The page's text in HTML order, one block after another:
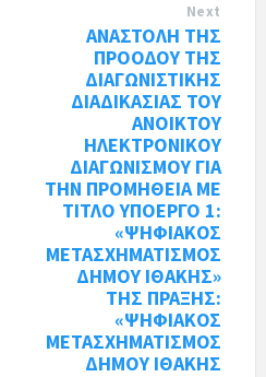
Next
ΑΝΑΣΤΟΛΗ ΤΗΣ
ΠΡΟΟΔΟΥ ΤΗΣ
ΔΙΑΓΩΝΙΣΤΙΚΗΣ
ΔΙΑΔΙΚΑΣΙΑΣ ΤΟΥ
ΑΝΟΙΚΤΟΥ
ΗΛΕΚΤΡΟΝΙΚΟΥ
ΔΙΑΓΩΝΙΣΜΟΥ ΓΙΑ
ΤΗΝ ΠΡΟΜΗΘΕΙΑ ΜΕ
ΤΙΤΛΟ ΥΠΟΕΡΓΟ 1:
«ΨΗΦΙΑΚΟΣ
ΜΕΤΑΣΧΗΜΑΤΙΣΜΟΣ
ΔΗΜΟΥ ΙΘΑΚΗΣ»
ΤΗΣ ΠΡΑΞΗΣ:
«ΨΗΦΙΑΚΟΣ
ΜΕΤΑΣΧΗΜΑΤΙΣΜΟΣ
ΔΗΜΟΥ ΙΘΑΚΗΣ